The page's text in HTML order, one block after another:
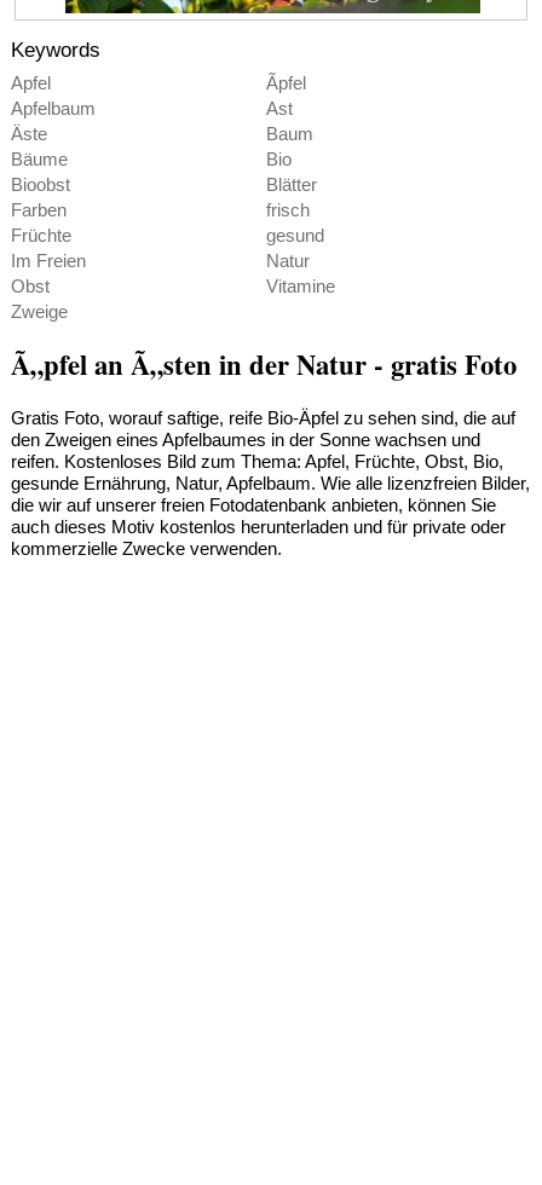
Keywords
Apfel
Ãpfel
Apfelbaum
Ast
Äste
Baum
Bäume
Bio
Bioobst
Blätter
Farben
frisch
Früchte
gesund
Im Freien
Natur
Obst
Vitamine
Zweige
Ã„pfel an Ã„sten in der Natur - gratis Foto
Gratis Foto, worauf saftige, reife Bio-Äpfel zu sehen sind, die auf
den Zweigen eines Apfelbaumes in der Sonne wachsen und
reifen. Kostenloses Bild zum Thema: Apfel, Früchte, Obst, Bio,
gesunde Ernährung, Natur, Apfelbaum. Wie alle lizenzfreien Bilder,
die wir auf unserer freien Fotodatenbank anbieten, können Sie
auch dieses Motiv kostenlos herunterladen und für private oder
kommerzielle Zwecke verwenden.